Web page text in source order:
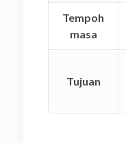
Tempoh
masa
Tujuan